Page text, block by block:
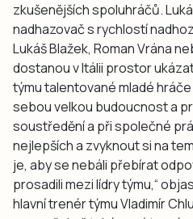
zkušenějších spoluhráčů.
nadhazovač s rychlostí
Lukáš Blažek, Roman Vrána
dostanou v Itálii prostor
týmu talentované mladé
sebou velkou budoucnost a
soustředění a při společné
nejlepších a zvyknout si na
je, aby se nebáli přebírat
prosadili mezi lídry týmu,“
hlavní trenér týmu Vladimír